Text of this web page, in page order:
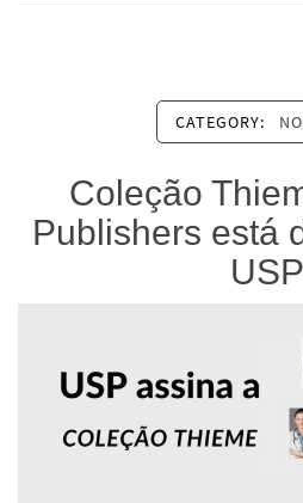
CATEGORY:
Coleção
Publishers está
USP